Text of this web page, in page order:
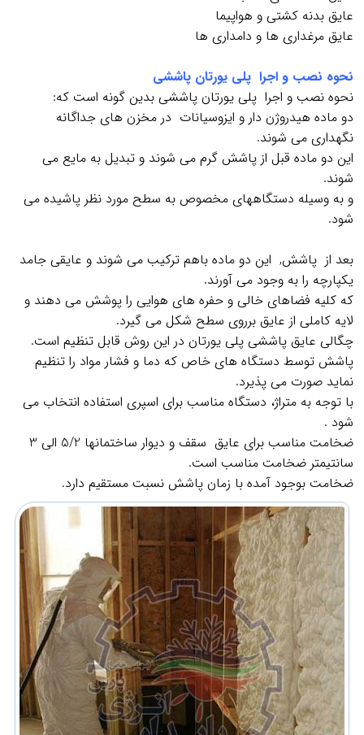
عایق بدنه کشتی و هواپیما
عایق مرغداری ها و دامداری ها
نحوه نصب و اجرا پلی یورتان پاششی
نحوه نصب و اجرا پلی یورتان پاششی بدین گونه است که:
دو ماده هیدروژن دار و ایزوسیانات در مخزن های جداگانه
نگهداری می شوند.
این دو ماده قبل از پاشش گرم می شوند و تبدیل به مایع می
شوند.
و به وسیله دستگاههای مخصوص به سطح مورد نظر پاشیده می
شود.
بعد از پاشش, این دو ماده باهم ترکیب می شوند و عایقی جامد
یکپارچه را به وجود می آورند.
که کلیه فضاهای خالی و حفره های هوایی را پوشش می دهند و
لایه کاملی از عایق برروی سطح شکل می گیرد.
چگالی عایق پاششی پلی یورتان در این روش قابل تنظیم است.
پاشش توسط دستگاه های خاص که دما و فشار مواد را تنظیم
نماید صورت می پذیرد.
با توجه به متراژ، دستگاه مناسب برای اسپری استفاده انتخاب می
شود .
ضخامت مناسب برای عایق سقف و دیوار ساختمانها 5/2 الی 3
سانتیمتر ضخامت مناسب است.
ضخامت بوجود آمده با زمان پاشش نسبت مستقیم دارد.